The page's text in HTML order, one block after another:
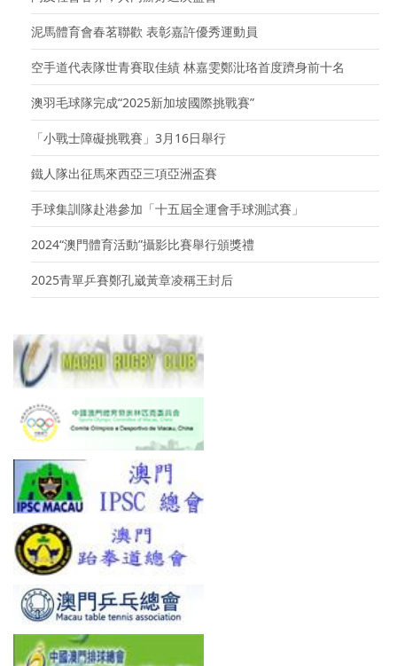
泥馬體育會春茗聯歡 表彰嘉許優秀運動員
空手道代表隊世青賽取佳績 林嘉雯鄭沘珞首度躋身前十名
澳羽毛球隊完成“2025新加坡國際挑戰賽”
「小戰士障礙挑戰賽」3月16日舉行
鐵人隊出征馬來西亞三項亞洲盃賽
手球集訓隊赴港參加「十五屆全運會手球測試賽」
2024“澳門體育活動”攝影比賽舉行頒獎禮
2025青單乒賽鄭孔崴黃章凌稱王封后